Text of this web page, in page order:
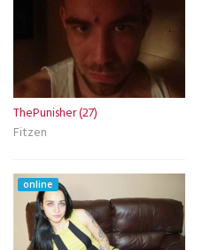
ThePunisher (27)
Fitzen
online